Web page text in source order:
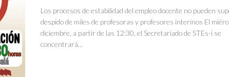
Los procesos de estabilidad del empleo docente no pueden
despido de miles de profesoras y profesores interinos El
diciembre, a partir de las 12:30, el Secretariado de STEs-i se
concentrará...